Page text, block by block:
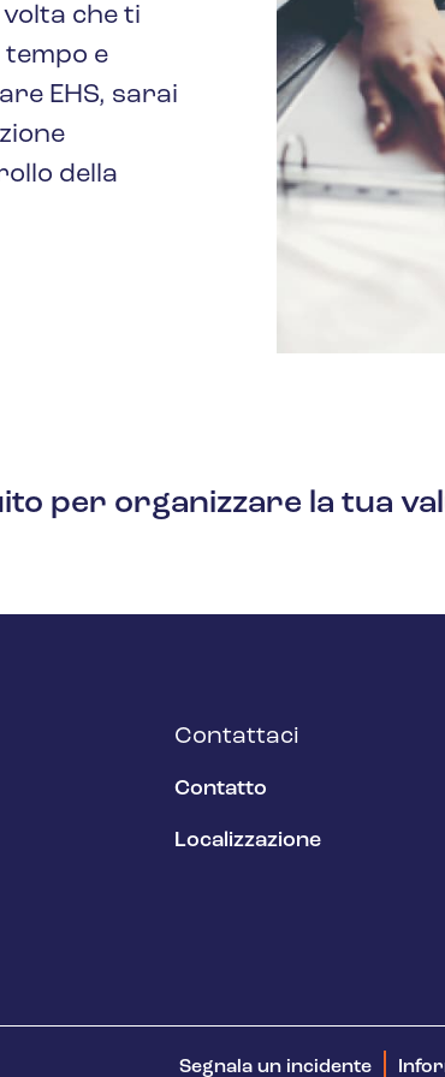
che ti
e
EHS, sarai
della
per organizzare la tua
Contattaci
Contatto
Localizzazione
Segnala un incidente